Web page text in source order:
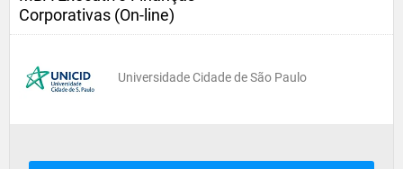
Corporativas (On-line)
Universidade Cidade de São Paulo